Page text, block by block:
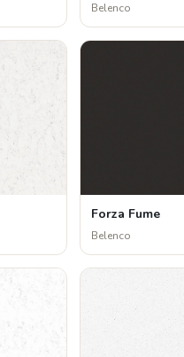
Belenco
Forza Fume
Belenco